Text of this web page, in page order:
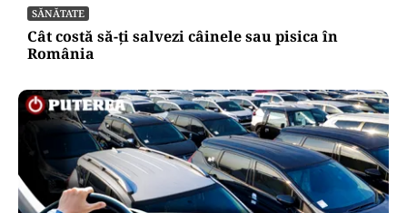
Alte Articole Importante